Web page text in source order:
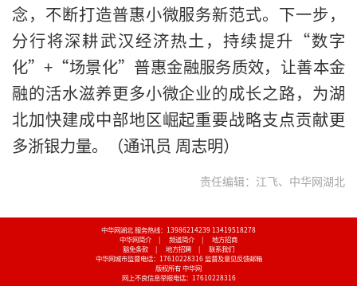
念，不断打造普惠小微服务新范式。下一步，
分行将深耕武汉经济热土，持续提升“数字
化”+“场景化”普惠金融服务质效，让善本金
融的活水滋养更多小微企业的成长之路，为湖
北加快建成中部地区崛起重要战略支点贡献更
多浙银力量。（通讯员 周志明）
责任编辑：江飞、中华网湖北
中华网湖北 服务热线：13986214239 13419518278
中华网简介
| 频道简介 |
地方招商
豁免条款
| 地方招聘 |
联系我们
中华网城市监督电话：17610228316 监督及意见反馈邮箱
版权所有 中华网
网上不良信息举报电话：17610228316